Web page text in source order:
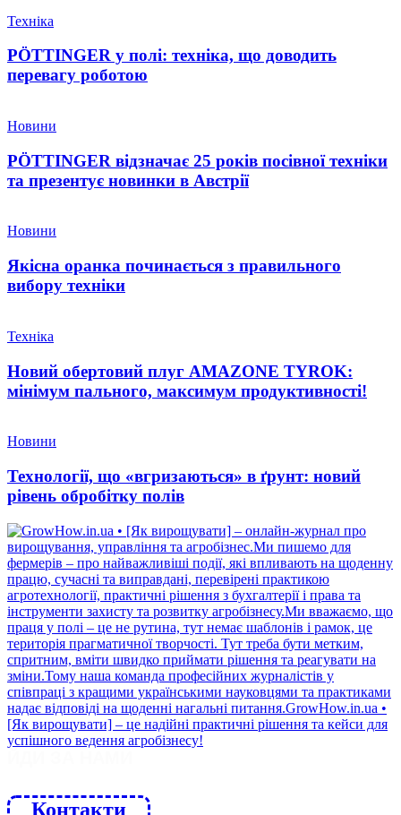
Техніка
PÖTTINGER у полі: техніка, що доводить
перевагу роботою
Новини
PÖTTINGER відзначає 25 років посівної техніки
та презентує новинки в Австрії
Новини
Якісна оранка починається з правильного
вибору техніки
Техніка
Новий обертовий плуг AMAZONE TYROK:
мінімум пального, максимум продуктивності!
Новини
Технології, що «вгризаються» в ґрунт: новий
рівень обробітку полів
Контакти